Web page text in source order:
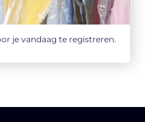
je vandaag te registreren.